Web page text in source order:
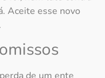
Aceite esse novo